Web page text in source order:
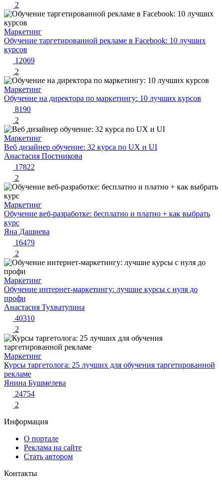
2
Маркетинг
Обучение таргетированной рекламе в Facebook: 10 лучших
курсов
12069
2
Маркетинг
Обучение на директора по маркетингу: 10 лучших курсов
8190
2
Маркетинг
Веб дизайнер обучение: 32 курса по UX и UI
Анастасия Постникова
17822
2
Маркетинг
Обучение веб-разработке: бесплатно и платно + как выбрать
курс
Яна Дашиева
16479
2
Маркетинг
Обучение интернет-маркетингу: лучшие курсы с нуля до
профи
Анастасия Тухватулина
40310
2
Маркетинг
Курсы таргетолога: 25 лучших для обучения таргетированной
рекламе
Янина Бушмелева
24754
2
Информация
О портале
Реклама на сайте
Стать автором
Контакты